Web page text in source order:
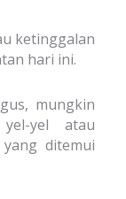
ketinggalan
hari ini.
mungkin
yel atau
yang ditemui